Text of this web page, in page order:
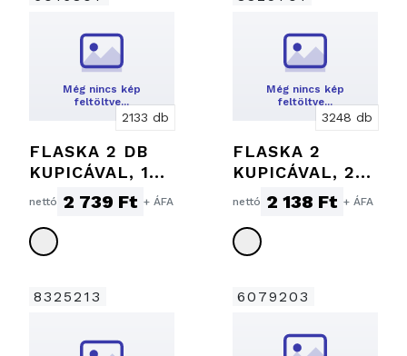
Még nincs kép
feltöltve…
2133 db
FLASKA 2 DB
KUPICÁVAL, 178
ML + 2 × 45ML
nettó 2 739 Ft + ÁFA
Még nincs kép
feltöltve…
3248 db
FLASKA 2
KUPICÁVAL, 230
ML + 2 × 40ML
nettó 2 138 Ft + ÁFA
8325213 6079203